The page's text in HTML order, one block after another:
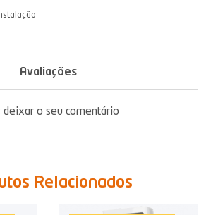
Avaliações
deixar o seu comentário
Relacionados